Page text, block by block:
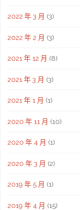
2022 年 3 月 (3)
2022 年 2 月 (3)
2021 年 12 月 (8)
2021 年 3 月 (3)
2021 年 1 月 (1)
2020 年 11 月 (10)
2020 年 4 月 (1)
2020 年 3 月 (2)
2019 年 5 月 (1)
2019 年 4 月 (15)